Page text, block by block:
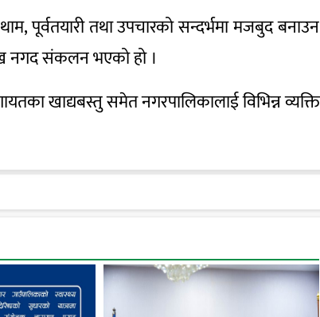
पूर्वतयारी तथा उपचारको सन्दर्भमा मजबुद बनाउन
नगद संकलन भएको हो ।
खाद्यबस्तु समेत नगरपालिकालाई विभिन्न व्यक्ति